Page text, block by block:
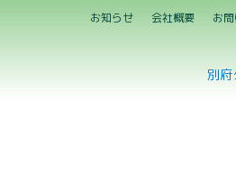
お知らせ 会社概要 お
別府